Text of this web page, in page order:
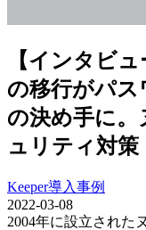
【インタビ
の移行がパス
の決め手に。
ュリティ対策
Keeper導入事例
2022-03-08
2004年に設立された